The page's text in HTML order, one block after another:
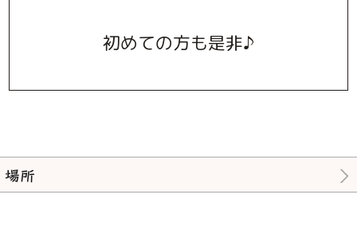
初めての方も是非♪
場所